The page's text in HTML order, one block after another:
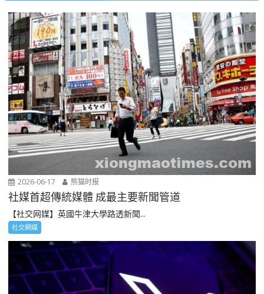
2026-06-17 熊猫时报
社媒首超傳統媒體 成最主要新聞管道
【社交网媒】英國牛津大學路透新聞...
社交網媒